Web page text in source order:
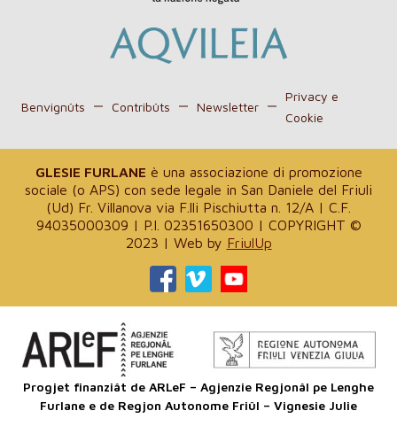
Benvignûts Contribûts Newsletter
Privacy e
Cookie
GLESIE FURLANE è una associazione di promozione
sociale (o APS) con sede legale in San Daniele del Friuli
(Ud) Fr. Villanova via F.lli Pischiutta n. 12/A | C.F.
94035000309 | P.I. 02351650300 | COPYRIGHT ©
2023 | Web by FriulUp
Progjet finanziât de ARLeF – Agjenzie Regjonâl pe Lenghe
Furlane e de Regjon Autonome Friûl – Vignesie Julie